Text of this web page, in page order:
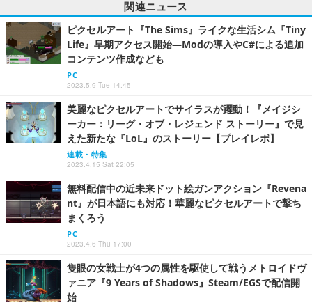
関連ニュース
ピクセルアート『The Sims』ライクな生活シム『Tiny
Life』早期アクセス開始―Modの導入やC#による追加
コンテンツ作成なども
PC
2023.5.9 Tue 14:45
美麗なピクセルアートでサイラスが躍動！『メイジシ
ーカー：リーグ・オブ・レジェンド ストーリー』で見
えた新たな『LoL』のストーリー【プレイレポ】
連載・特集
2023.4.15 Sat 22:05
無料配信中の近未来ドット絵ガンアクション『Revena
nt』が日本語にも対応！華麗なピクセルアートで撃ち
まくろう
PC
2023.4.6 Thu 17:00
隻眼の女戦士が4つの属性を駆使して戦うメトロイドヴ
ァニア『9 Years of Shadows』Steam/EGSで配信開
始